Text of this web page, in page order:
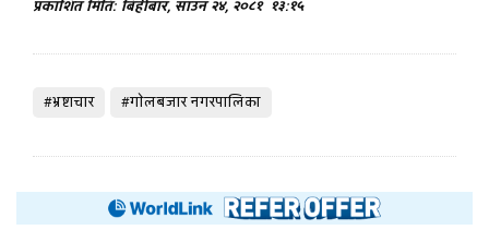
प्रकाशित मिति: बिहीबार, साउन २४, २०८१ १३:१५
#भ्रष्टाचार #गाेलबजार नगरपालिका